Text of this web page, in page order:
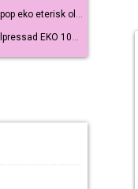
4. Lavendel fine pop eko eterisk olja 10 ml
5. Jojobaolja kallpressad EKO 100 ml